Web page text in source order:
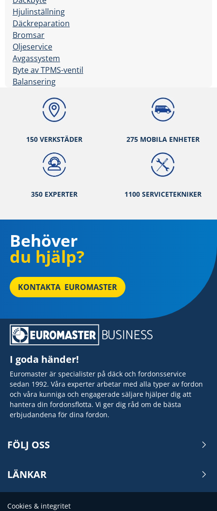
Hjulinställning
Däckreparation
Bromsar
Oljeservice
Avgassystem
Byte av TPMS-ventil
Balansering
150 VERKSTÄDER 275 MOBILA ENHETER
350 EXPERTER 1100 SERVICETEKNIKER
Behöver
du hjälp?
KONTAKTA EUROMASTER
I goda händer!
Euromaster är specialister på däck och fordonsservice
sedan 1992. Våra experter arbetar med alla typer av fordon
och våra kunniga och engagerade säljare hjälper dig att
hantera din fordonsflotta. Vi ger dig råd om de bästa
erbjudandena för dina fordon.
FÖLJ OSS
LÄNKAR
Cookies & integritet